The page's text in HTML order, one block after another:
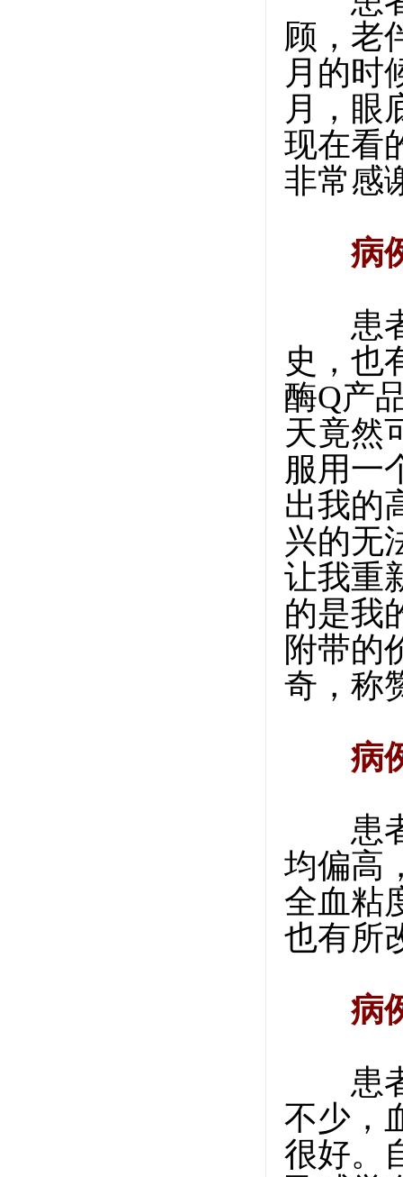
顾，老
月的时
月，眼
现在看
非常感
病
患者
史，也
酶Q产
天竟然
服用一
出我的
兴的无
让我重
的是我
附带的
奇，称
病
患者
均偏高
全血粘
也有所
病
患者
不少，
很好。